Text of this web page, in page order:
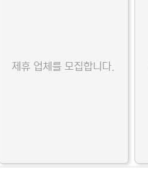
제휴 업체를 모집합니다.